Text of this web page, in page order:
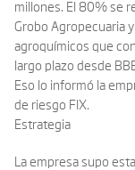
millones. El 80% se
Grobo Agropecuaria
agroquímicos que
largo plazo desde
Eso lo informó la
de riesgo FIX.
Estrategia
La empresa supo